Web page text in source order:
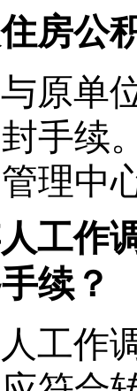
房公
原单
手续
理中
工作
续？
工作